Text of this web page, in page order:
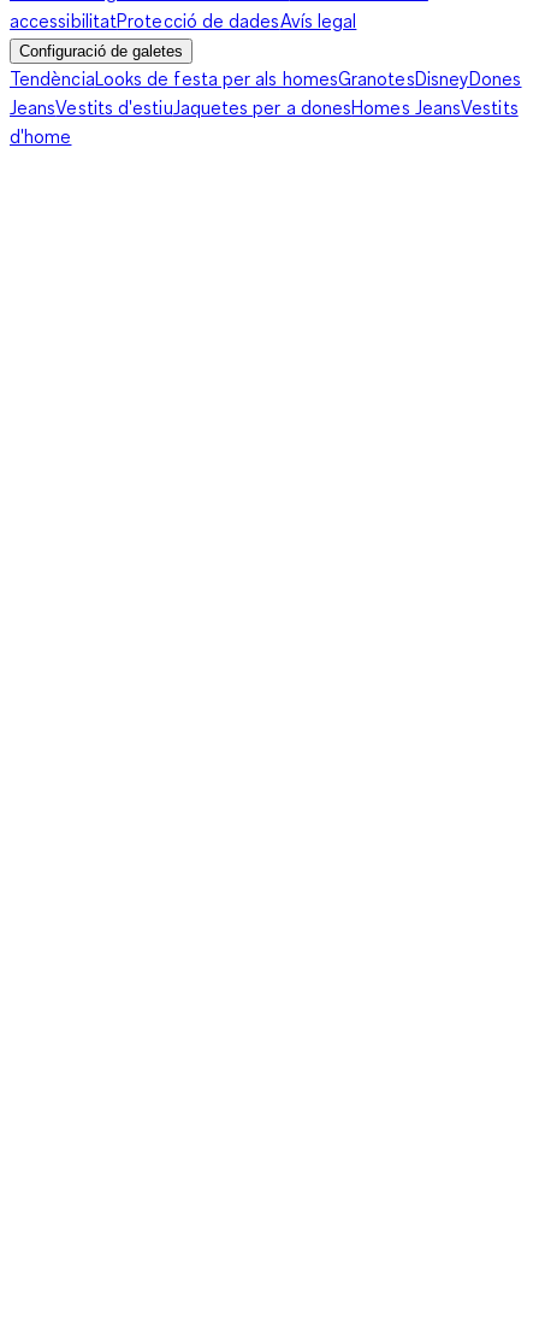
accessibilitatProtecció de dadesAvís legal
Configuració de galetes
TendènciaLooks de festa per als homesGranotesDisneyDones
JeansVestits d'estiu Jaquetes per a donesHomes JeansVestits
d'home